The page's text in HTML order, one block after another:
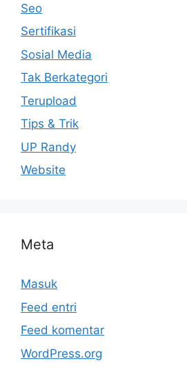
Seo
Sertifikasi
Sosial Media
Tak Berkategori
Terupload
Tips & Trik
UP Randy
Website
Meta
Masuk
Feed entri
Feed komentar
WordPress.org